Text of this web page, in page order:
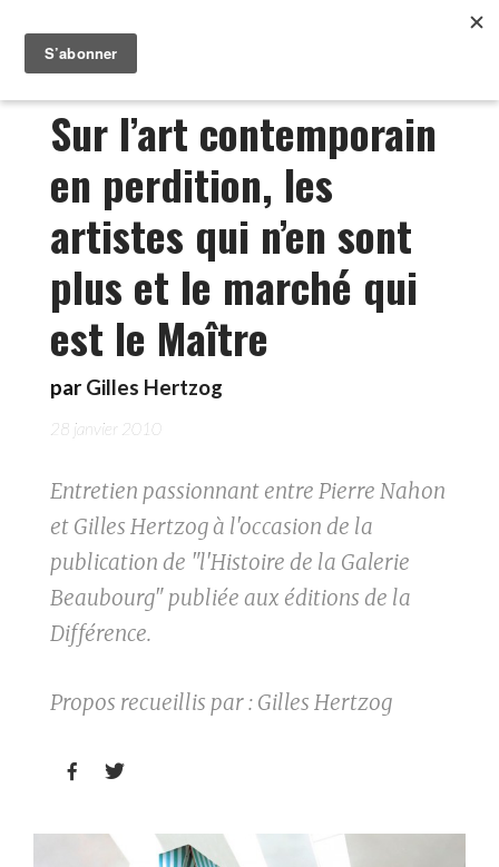
Sur l’art contemporain
en perdition, les
artistes qui n’en sont
plus et le marché qui
est le Maître
par Gilles Hertzog
28 janvier 2010
Entretien passionnant entre Pierre Nahon
et Gilles Hertzog à l'occasion de la
publication de "l'Histoire de la Galerie
Beaubourg" publiée aux éditions de la
Différence.
Propos recueillis par : Gilles Hertzog
 